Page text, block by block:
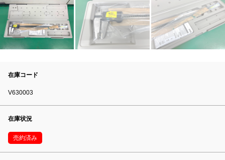
在庫コード
V630003
在庫状況
売約済み